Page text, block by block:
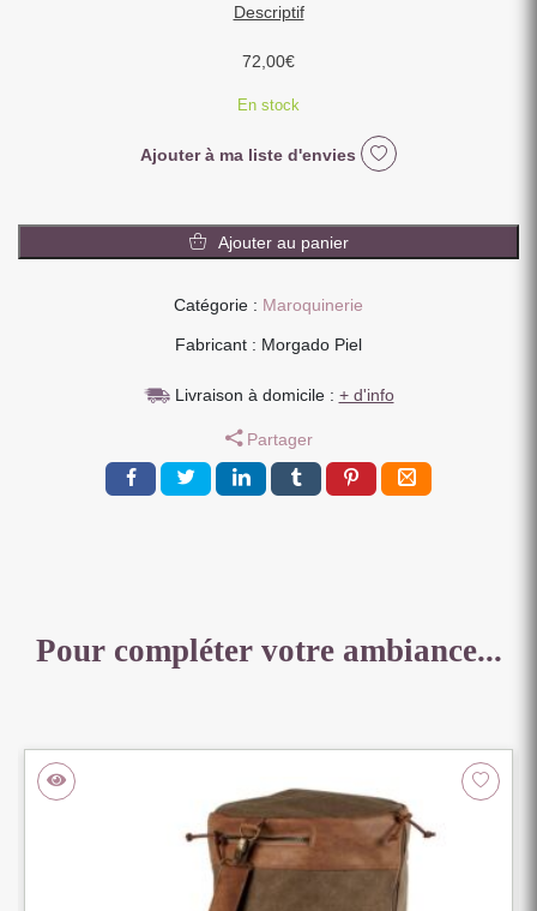
Descriptif
72,00€
En stock
Ajouter à ma liste d'envies
de
LE
EN
VILLE
MORGADO
CUIR
EPAIS
MARRON
CM
Ajouter au panier
Catégorie : Maroquinerie
Fabricant : Morgado Piel
Livraison à domicile : + d'info
Partager
Pour compléter votre ambiance...